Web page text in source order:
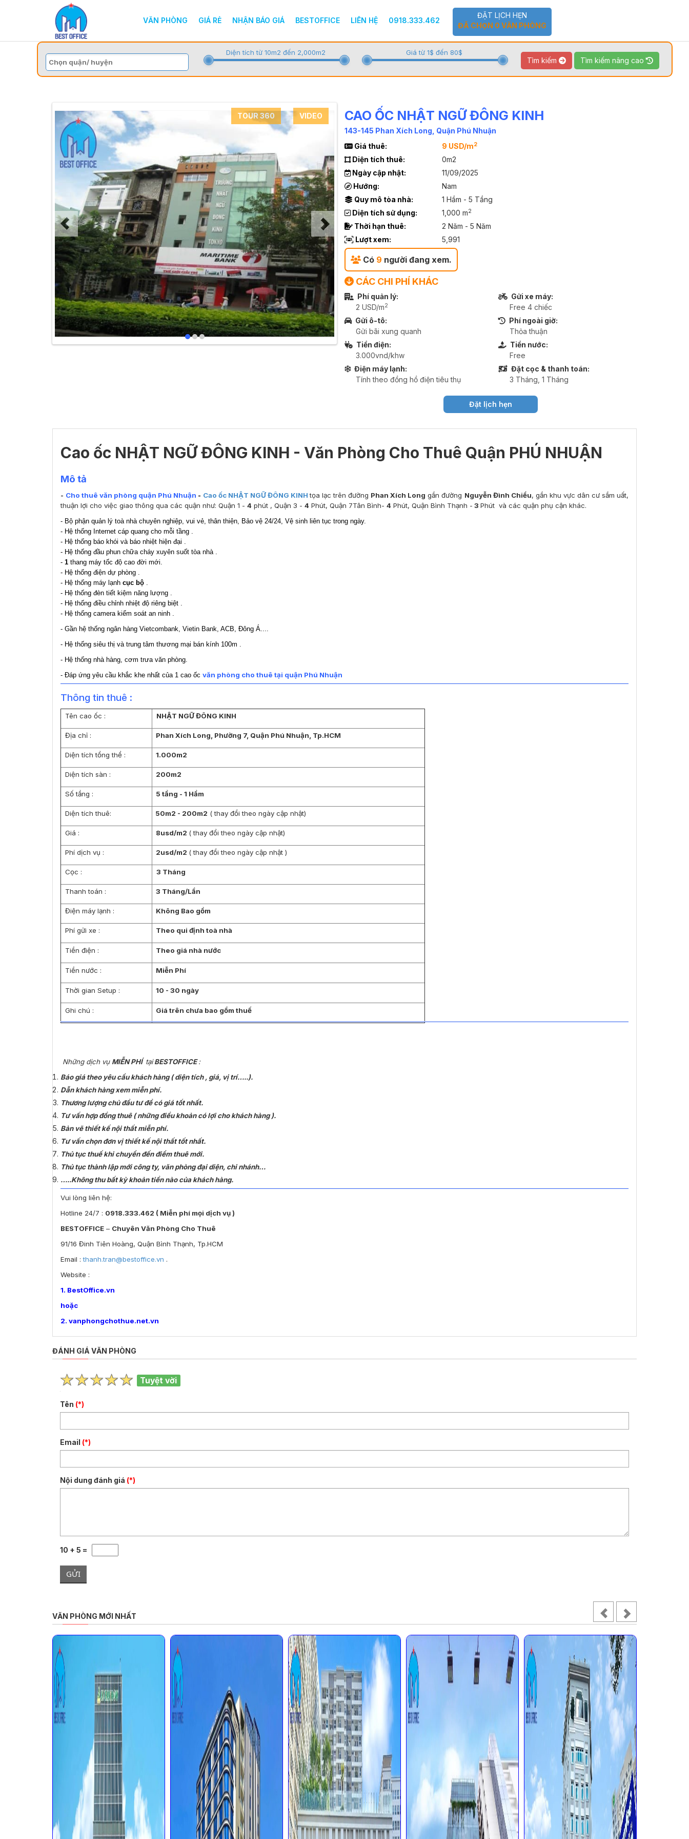
VĂN PHÒNG GIÁ RẺ NHẬN BÁO GIÁ BESTOFFICE LIÊN HỆ 0918.333.462
ĐẶT LỊCH HẸN
ĐÃ CHỌN 0 VĂN PHÒNG
Diện tích từ 10m2 đến 2,000m2 Giá từ 1$ đến 80$
Tìm kiếm Tìm kiếm nâng cao
TOUR 360 VIDEO TOUR 360
CAO ỐC NHẬT NGỮ ĐÔNG KINH
143-145 Phan Xích Long, Quận Phú Nhuận
Giá thuê:
9 USD/m2
Diện tích thuê:
0m2
Ngày cập nhật:
11/09/2025
Hướng:
Nam
Quy mô tòa nhà:
1 Hầm - 5 Tầng
Diện tích sử dụng:
1,000 m2
Thời hạn thuê:
2 Năm - 5 Năm
Lượt xem:
5,991
Có 9 người đang xem.
CÁC CHI PHÍ KHÁC
Phí quản lý:
2 USD/m2
Gửi xe máy:
Free 4 chiếc
Gửi ô-tô:
Gửi bãi xung quanh
Phí ngoài giờ:
Thỏa thuận
Tiền điện:
3.000vnd/khw
Tiền nước:
Free
Điện máy lạnh:
Tính theo đồng hồ điện tiêu thụ
Đặt cọc & thanh toán:
3 Tháng, 1 Tháng
Đặt lịch hẹn
Cao ốc NHẬT NGỮ ĐÔNG KINH - Văn Phòng Cho Thuê Quận PHÚ NHUẬN
Mô tả
- Cho thuê văn phòng quận Phú Nhuận - Cao ốc NHẬT NGỮ ĐÔNG KINH tọa lạc trên đường Phan Xích Long gần đường Nguyễn Đình Chiểu, gần khu vực dân cư sầm uất,
thuận lợi cho việc giao thông qua các quận như: Quận 1 - 4 phút , Quận 3 - 4 Phút, Quận 7Tân Bình- 4 Phút, Quận Bình Thạnh - 3 Phút và các quận phụ cận khác.
- Bộ phận quản lý toà nhà chuyên nghiệp, vui vẻ, thân thiện, Bảo vệ 24/24, Vệ sinh liên tục trong ngày.
- Hệ thống Internet cáp quang cho mỗi tầng .
- Hệ thống báo khói và báo nhiệt hiện đại .
- Hệ thống đầu phun chữa cháy xuyên suốt tòa nhà .
- 1 thang máy tốc độ cao đời mới.
- Hệ thống điện dự phòng .
- Hệ thống máy lạnh cục bộ .
- Hệ thống đèn tiết kiệm năng lượng .
- Hệ thống điều chỉnh nhiệt độ riêng biệt .
- Hệ thống camera kiểm soát an ninh .
- Gần hệ thống ngân hàng Vietcombank, Vietin Bank, ACB, Đông Á....
- Hệ thống siêu thị và trung tâm thương mại bán kính 100m .
- Hệ thống nhà hàng, cơm trưa văn phòng.
- Đáp ứng yêu cầu khắc khe nhất của 1 cao ốc văn phòng cho thuê tại quận Phú Nhuận
Thông tin thuê :
Tên cao ốc : NHẬT NGỮ ĐÔNG KINH
Địa chỉ : Phan Xích Long , Phường 7, Quận Phú Nhuận, Tp.HCM
Diện tích tổng thể : 1.000m2
Diện tích sàn : 200m2
Số tầng : 5 tầng - 1 Hầm
Diện tích thuê: 50m2 - 200m2 ( thay đổi theo ngày cập nhật)
Giá : 8usd/m2 ( thay đổi theo ngày cập nhật)
Phí dịch vụ : 2usd/m2 ( thay đổi theo ngày cập nhật )
Cọc : 3 Tháng
Thanh toán : 3 Tháng/Lần
Điện máy lạnh : Không Bao gồm
Phí gửi xe : Theo qui định toà nhà
Tiền điện : Theo giá nhà nước
Tiền nước : Miễn Phí
Thời gian Setup : 10 - 30 ngày
Ghi chú : Giá trên chưa bao gồm thuế
Những dịch vụ MIỄN PHÍ tạiBESTOFFICE:
Báo giá theo yêu cầu khách hàng ( diện tích , giá, vị trí…..).
Dẫn khách hàng xem miễn phí.
Thương lượng chủ đầu tư để có giá tốt nhất.
Tư vấn hợp đồng thuê ( những điều khoản có lợi cho khách hàng ).
Bản vẽ thiết kế nội thất miễn phí.
Tư vấn chọn đơn vị thiết kế nội thất tốt nhất.
Thủ tục thuế khi chuyển đến điểm thuê mới.
Thủ tục thành lập mới công ty, văn phòng đại diện, chi nhánh…
…..Không thu bất kỳ khoản tiền nào của khách hàng.
Vui lòng liên hệ:
Hotline 24/7 : 0918.333.462 ( Miễn phí mọi dịch vụ )
BESTOFFICE – Chuyên Văn Phòng Cho Thuê
91/16 Đinh Tiên Hoàng, Quận Bình Thạnh, Tp.HCM
Email :thanh.tran@bestoffice.vn .
Website :
1. BestOffice.vn
hoặc
2. vanphongchothue.net.vn
ĐÁNH GIÁ VĂN PHÒNG
Tuyệt vời
Tên (*)
Email (*)
Nội dung đánh giá (*)
10 + 5 =
GỬI
VĂN PHÒNG MỚI NHẤT